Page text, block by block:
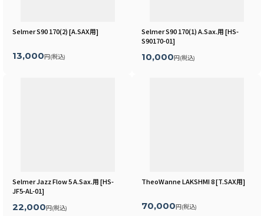
Selmer S90 170(2)[A.SAX用]
13,000 円 (税込)
Selmer S90 170(1) A.Sax.用[HS-
S90170-01]
10,000円(税込)
Selmer Jazz Flow 5 A.Sax.用[HS-
JF5-AL-01]
22,000円(税込)
TheoWanne LAKSHMI 8[T.SAX用]
70,000 円 (税込)